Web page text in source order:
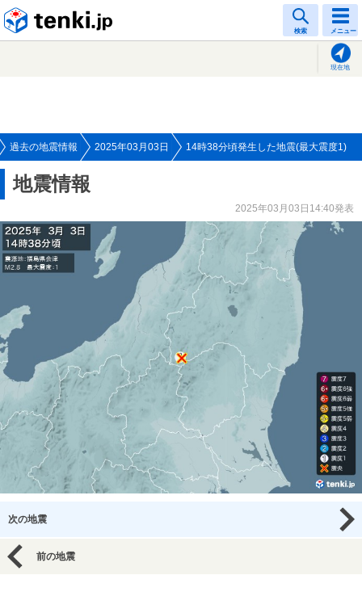
検索 メニュー
現在地
過去の地震情報 2025年03月03日 14時38分頃発生した地震(最大震度1)
地震情報
2025年03月03日14:40発表
次の地震
前の地震